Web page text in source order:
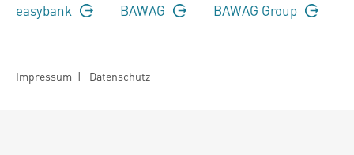
easybank BAWAG BAWAG Group
Impressum | Datenschutz